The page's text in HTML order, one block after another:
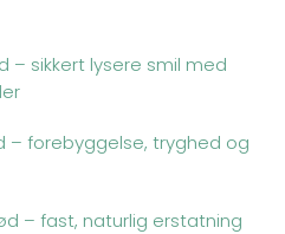
– sikkert lysere smil med
– forebyggelse, tryghed og
– fast, naturlig erstatning